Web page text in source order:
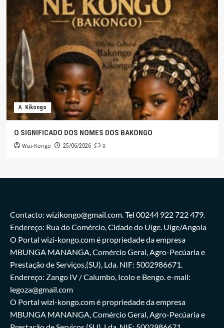
A. Kikongo
O SIGNIFICADO DOS NOMES DOS BAKONGO
Wizi-Kongo 25/06/2026 0
Contacto: wizikongo@gmail.com. Tel 00244 922 722 479.
Endereço: Rua do Comércio, Cidade do Uíge. Uíge/Angola
O Portal wizi-kongo.com é propriedade da empresa
MBUNGA MANANGA, Comércio Geral, Agro-Pecúaria e
Prestação de Serviços,(SU), Lda. NIF: 5002986671.
Endereço: Zango IV / Calumbo, Icolo e Bengo. e-mail:
legoza@gmail.com
O Portal wizi-kongo.com é propriedade da empresa
MBUNGA MANANGA, Comércio Geral, Agro-Pecúaria e